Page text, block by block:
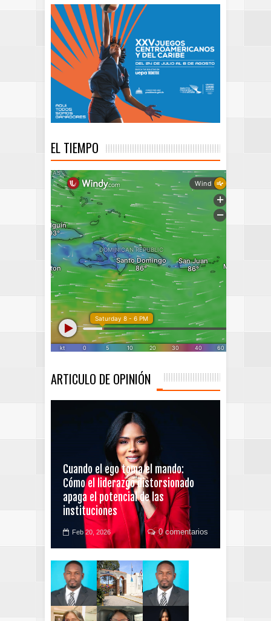
EL TIEMPO
ARTICULO DE OPINIÓN
Cuando el ego toma el mando:
Cómo el liderazgo distorsionado
apaga el potencial de las
instituciones
Feb 20, 2026 0 comentarios